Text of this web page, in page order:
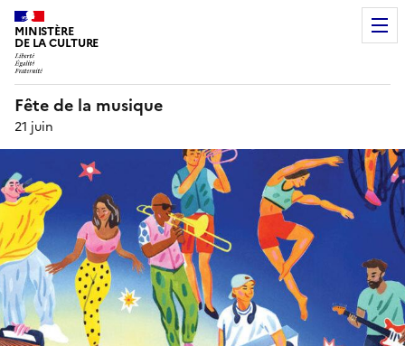
MINISTÈRE
DE LA CULTURE
Fête de la musique
21 juin